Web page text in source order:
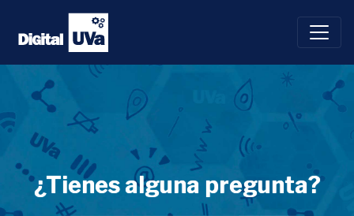
Saltar
contenido
¿Tienes alguna pregunta?